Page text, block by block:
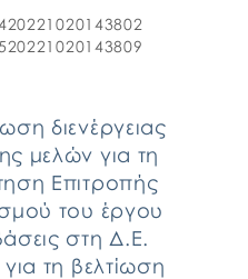
διενέργειας
μελών για τη
Επιτροπής
του έργου
στη Δ.Ε.
τη βελτίωση